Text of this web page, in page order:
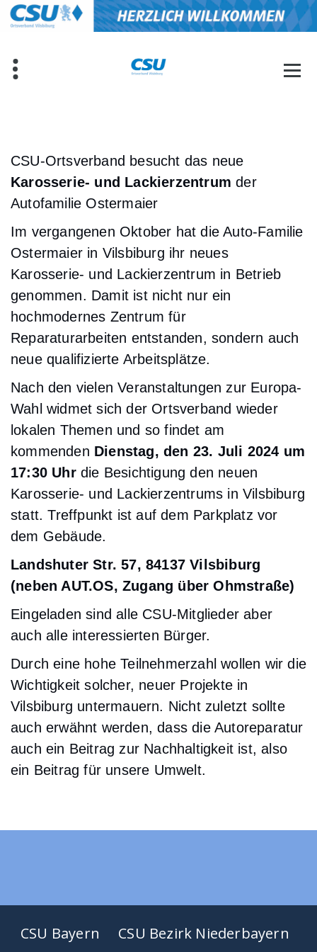
Zum
Inhalt
CSU-Ortsverband besucht das neue
Karosserie- und Lackierzentrum der
Autofamilie Ostermaier
Im vergangenen Oktober hat die Auto-Familie
Ostermaier in Vilsbiburg ihr neues
Karosserie- und Lackierzentrum in Betrieb
genommen. Damit ist nicht nur ein
hochmodernes Zentrum für
Reparaturarbeiten entstanden, sondern auch
neue qualifizierte Arbeitsplätze.
Nach den vielen Veranstaltungen zur Europa-
Wahl widmet sich der Ortsverband wieder
lokalen Themen und so findet am
kommenden Dienstag, den 23. Juli 2024 um
17:30 Uhr die Besichtigung den neuen
Karosserie- und Lackierzentrums in Vilsbiburg
statt. Treffpunkt ist auf dem Parkplatz vor
dem Gebäude.
Landshuter Str. 57, 84137 Vilsbiburg
(neben AUT.OS, Zugang über Ohmstraße)
Eingeladen sind alle CSU-Mitglieder aber
auch alle interessierten Bürger.
Durch eine hohe Teilnehmerzahl wollen wir die
Wichtigkeit solcher, neuer Projekte in
Vilsbiburg untermauern. Nicht zuletzt sollte
auch erwähnt werden, dass die Autoreparatur
auch ein Beitrag zur Nachhaltigkeit ist, also
ein Beitrag für unsere Umwelt.
CSU Bayern
CSU Bezirk Niederbayern